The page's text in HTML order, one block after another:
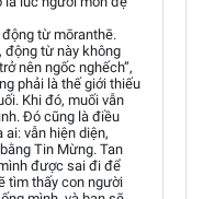
từ mōranthē.
động từ này không
nên ngốc nghếch”,
phải là thế giới thiếu
Khi đó, muối vẫn
Đó cũng là điều
vẫn hiện diện,
Tin Mừng. Tan
được sai đi để
tìm thấy con người